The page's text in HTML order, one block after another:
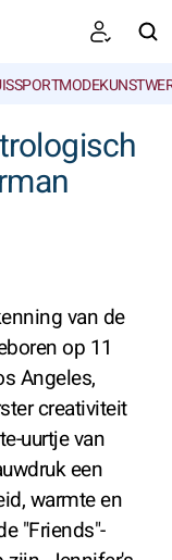
SPORTMODE
van de
op 11
Angeles,
creativiteit
uurtje van
een
warmte en
"Friends"-